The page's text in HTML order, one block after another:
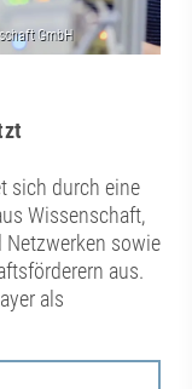
sich durch eine
Wissenschaft,
Netzwerken sowie
aus.
als